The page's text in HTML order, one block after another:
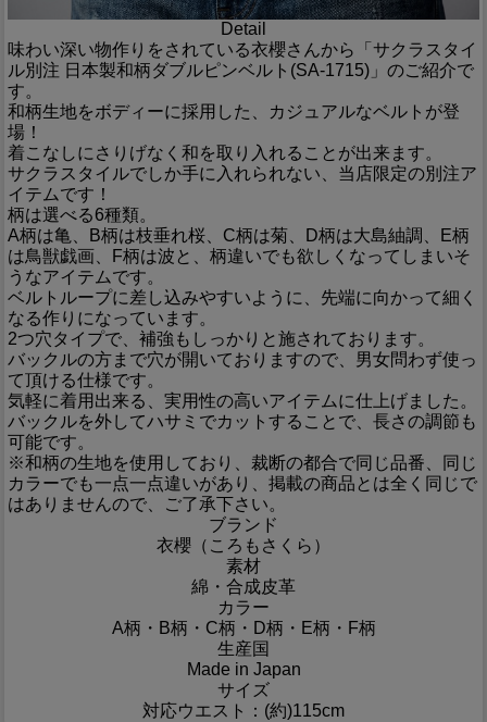
Detail
味わい深い物作りをされている衣櫻さんから「サクラスタイ
ル別注 日本製和柄ダブルピンベルト(SA-1715)」のご紹介で
す。
和柄生地をボディーに採用した、カジュアルなベルトが登
場！
着こなしにさりげなく和を取り入れることが出来ます。
サクラスタイルでしか手に入れられない、当店限定の別注ア
イテムです！
柄は選べる6種類。
A柄は亀、B柄は枝垂れ桜、C柄は菊、D柄は大島紬調、E柄
は鳥獣戯画、F柄は波と、柄違いでも欲しくなってしまいそ
うなアイテムです。
ベルトループに差し込みやすいように、先端に向かって細く
なる作りになっています。
2つ穴タイプで、補強もしっかりと施されております。
バックルの方まで穴が開いておりますので、男女問わず使っ
て頂ける仕様です。
気軽に着用出来る、実用性の高いアイテムに仕上げました。
バックルを外してハサミでカットすることで、長さの調節も
可能です。
※和柄の生地を使用しており、裁断の都合で同じ品番、同じ
カラーでも一点一点違いがあり、掲載の商品とは全く同じで
はありませんので、ご了承下さい。
ブランド
衣櫻（ころもさくら）
素材
綿・合成皮革
カラー
A柄・B柄・C柄・D柄・E柄・F柄
生産国
Made in Japan
サイズ
対応ウエスト：(約)115cm